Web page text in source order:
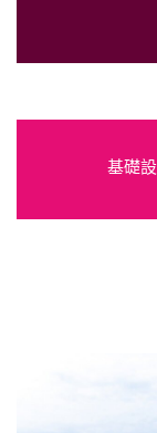
基礎